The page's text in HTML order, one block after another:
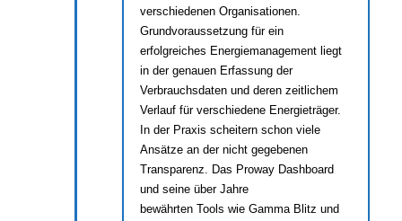
verschiedenen Organisationen.
Grundvoraussetzung für ein
erfolgreiches Energiemanagement liegt
in der genauen Erfassung der
Verbrauchsdaten und deren zeitlichem
Verlauf für verschiedene Energieträger.
In der Praxis scheitern schon viele
Ansätze an der nicht gegebenen
Transparenz. Das Proway Dashboard
und seine über Jahre
bewährten Tools wie Gamma Blitz und